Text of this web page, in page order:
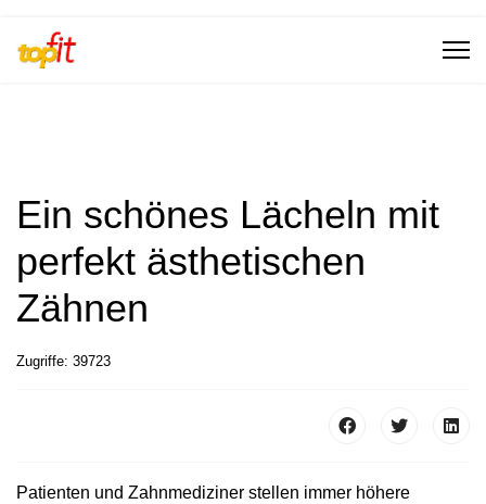
Ein schönes Lächeln mit
perfekt ästhetischen
Zähnen
Zugriffe: 39723
Patienten und Zahnmediziner stellen immer höhere